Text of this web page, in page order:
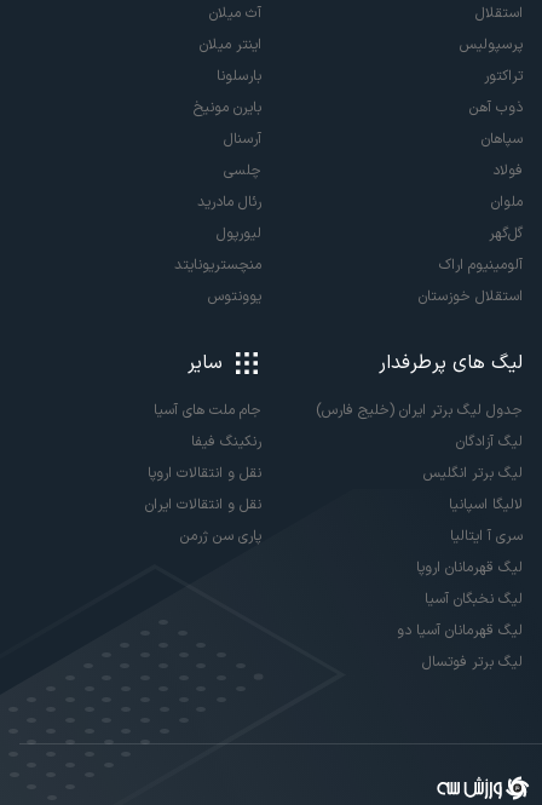
استقلال
پرسپولیس
تراکتور
ذوب آهن
سپاهان
فولاد
ملوان
گل‌گهر
آلومینیوم اراک
استقلال خوزستان
آث میلان
اینتر میلان
بارسلونا
بایرن مونیخ
آرسنال
چلسی
رئال مادرید
لیورپول
منچستریونایتد
یوونتوس
لیگ های پرطرفدار
جدول لیگ برتر ایران (خلیج فارس)
لیگ آزادگان
لیگ برتر انگلیس
لالیگا اسپانیا
سری آ ایتالیا
لیگ قهرمانان اروپا
لیگ نخبگان آسیا
لیگ قهرمانان آسیا دو
لیگ برتر فوتسال
سایر
جام ملت های آسیا
رنکینگ فیفا
نقل و انتقالات اروپا
نقل و انتقالات ایران
پاری سن ژرمن